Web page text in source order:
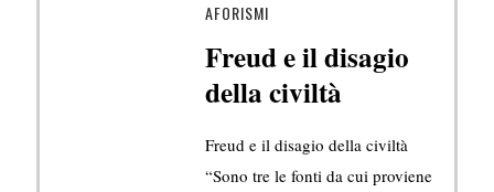
AFORISMI
Freud e il disagio
della civiltà
Freud e il disagio della civiltà
“Sono tre le fonti da cui proviene